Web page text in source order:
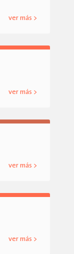
ver más >
ver más >
ver más >
ver más >